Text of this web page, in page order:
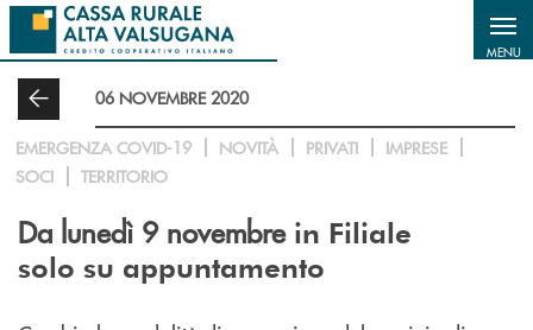
Salta al contenuto principale
MENU
06 NOVEMBRE 2020
EMERGENZA COVID-19 NOVITÀ PRIVATI
IMPRESE
SOCI
TERRITORIO
Da lunedì 9 novembre in Filiale
solo su appuntamento